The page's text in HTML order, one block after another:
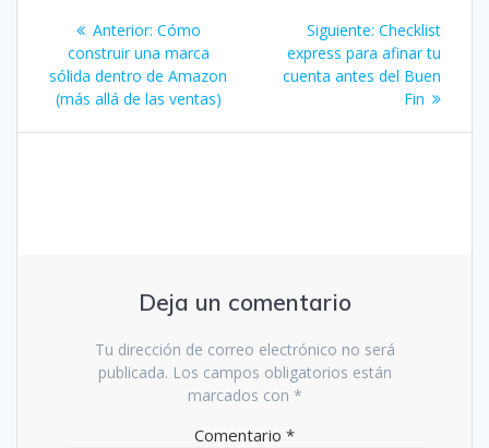
Navegación
de
entradas
Anterior: Post
anterior:
Cómo
construir una marca
sólida dentro de Amazon
(más allá de las ventas)
Siguiente: Siguiente
post:
Checklist
express para afinar tu
cuenta antes del Buen
Fin
Deja un comentario
Tu dirección de correo electrónico no será
publicada. Los campos obligatorios están
marcados con *
Comentario *